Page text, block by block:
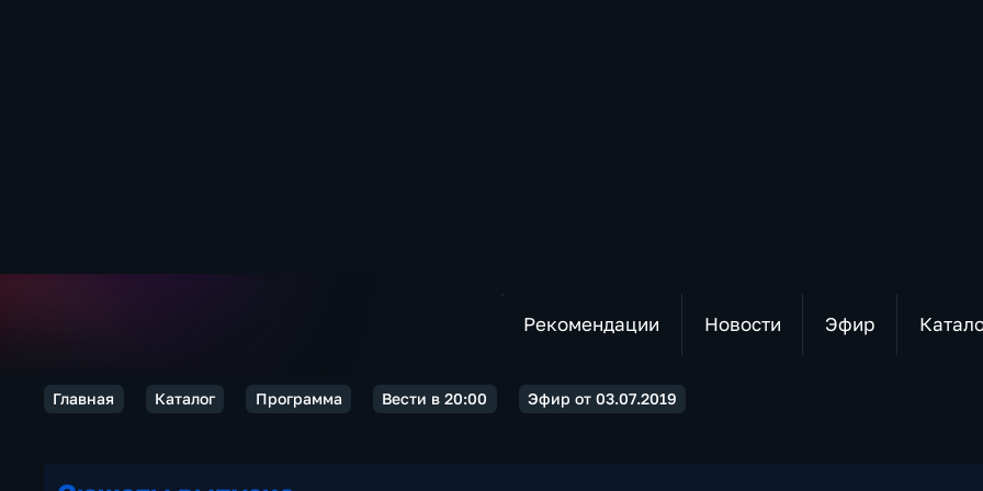
Рекомендации Новости Эфир
Главная Каталог Программа Вести в 20:00 Эфир от 03.07.2019